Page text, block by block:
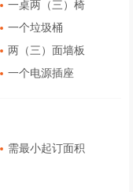
一桌两（三）椅
一个垃圾桶
两（三）面墙板
一个电源插座
需最小起订面积